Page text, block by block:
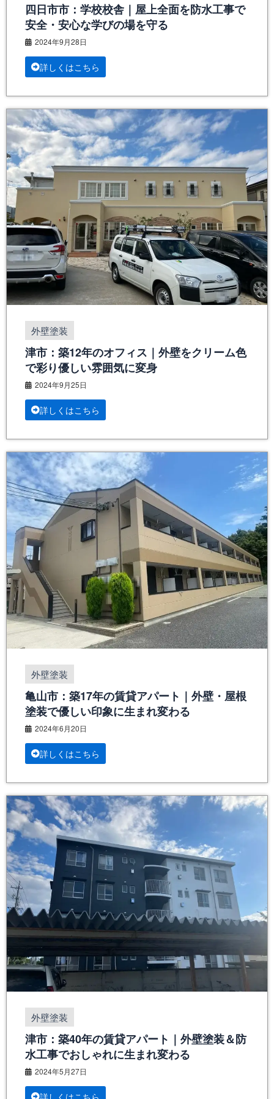
四日市市：学校校舎｜屋上全面を防水工事で
安全・安心な学びの場を守る
2024年9月28日
詳しくはこちら
外壁塗装
津市：築12年のオフィス｜外壁をクリーム色
で彩り優しい雰囲気に変身
2024年9月25日
詳しくはこちら
外壁塗装
亀山市：築17年の賃貸アパート｜外壁・屋根
塗装で優しい印象に生まれ変わる
2024年6月20日
詳しくはこちら
外壁塗装
津市：築40年の賃貸アパート｜外壁塗装＆防
水工事でおしゃれに生まれ変わる
2024年5月27日